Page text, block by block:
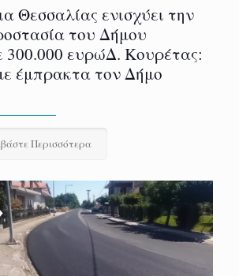
Θεσσαλίας ενισχύει την
του Δήμου
ευρώΔ. Κουρέτας:
έμπρακτα τον Δήμο
Περισσότερα